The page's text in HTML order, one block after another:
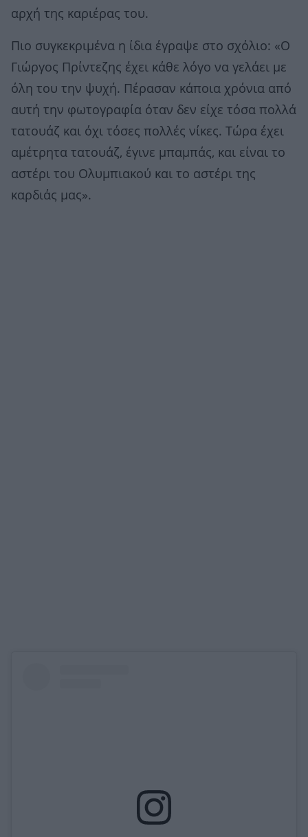
αρχή της καριέρας του.
Πιο συγκεκριμένα η ίδια έγραψε στο σχόλιο: «Ο
Γιώργος Πρίντεζης έχει κάθε λόγο να γελάει με
όλη του την ψυχή. Πέρασαν κάποια χρόνια από
αυτή την φωτογραφία όταν δεν είχε τόσα πολλά
τατουάζ και όχι τόσες πολλές νίκες. Τώρα έχει
αμέτρητα τατουάζ, έγινε μπαμπάς, και είναι το
αστέρι του Ολυμπιακού και το αστέρι της
καρδιάς μας».